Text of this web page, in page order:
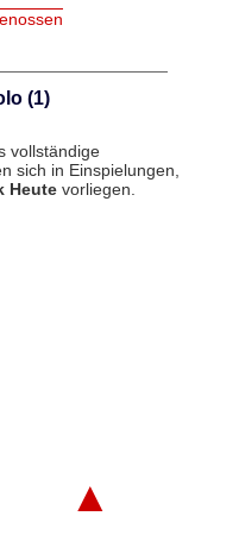
(1)
vollständige
sich in Einspielungen,
Heutevorliegen.
▲